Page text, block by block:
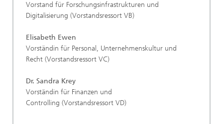
Vorstand für Forschungsinfrastrukturen und
Digitalisierung (Vorstandsressort VB)
Elisabeth Ewen
Vorständin für Personal, Unternehmenskultur und
Recht (Vorstandsressort VC)
Dr. Sandra Krey
Vorständin für Finanzen und
Controlling (Vorstandsressort VD)